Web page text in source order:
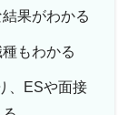
果がわかる
もわかる
、ESや面接